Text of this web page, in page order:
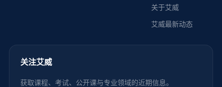
关于艾威
艾威最新动态
关注艾威
获取课程、考试、公开课与专业领域的近期信息。